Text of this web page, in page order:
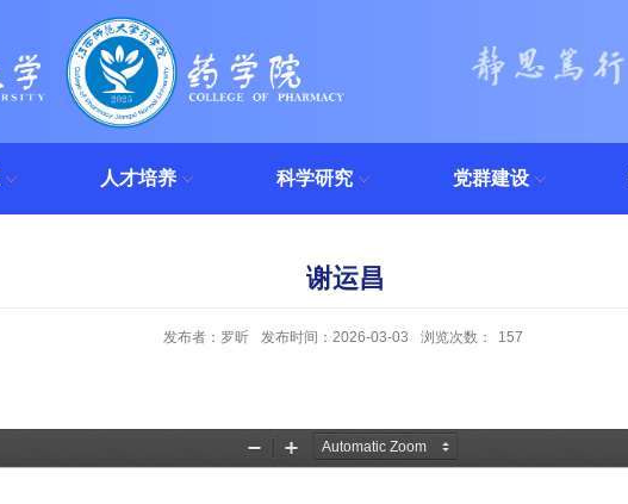
人才培养 科学研究 党群建设
谢运昌
发布者：罗昕 发布时间：2026-03-03 浏览次数： 157